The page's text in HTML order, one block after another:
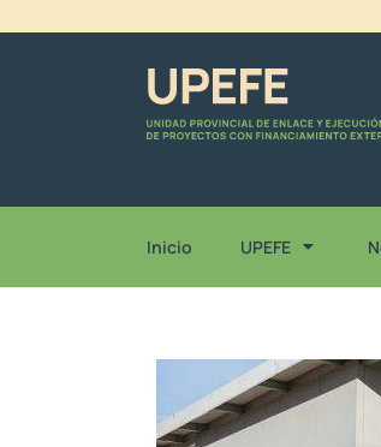
Inicio UPEFE